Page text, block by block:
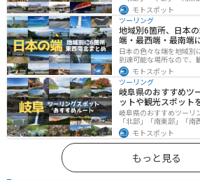
介します。自然豊かな山
で海辺の南部と違った楽
庫県にツーリングに行く
モトスポット
ツーリング
地域別6箇所、日本
端・最西端・最南端
日本の色々な端を地域別
到達可能な場所なので、
参考にしてください。
モトスポット
ツーリング
岐阜県のおすすめツ
ットや観光スポット
岐阜県のおすすめツーリ
「北部」「南東部」「
す。自然豊かな山が充実
グルメ、絶景スポットな
ができます。バイクで岐
考にしてください。
モトスポット
もっと見る